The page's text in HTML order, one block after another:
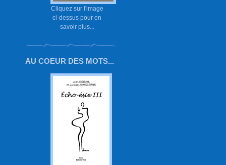
Cliquez sur l'image
ci-dessus pour en
savoir plus...
AU COEUR DES MOTS...